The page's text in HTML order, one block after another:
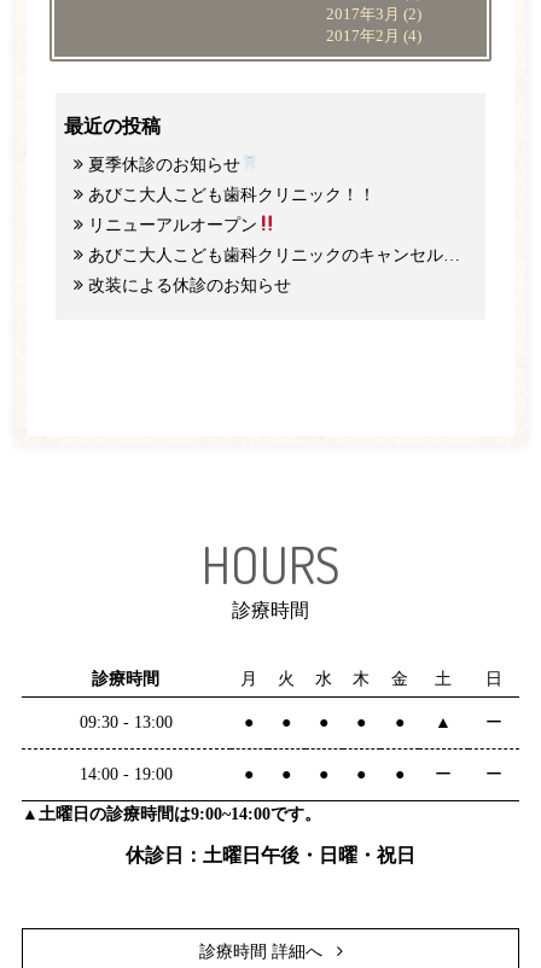
2017年3月 (2)
2017年2月 (4)
最近の投稿
夏季休診のお知らせ
あびこ大人こども歯科クリニック！！
リニューアルオープン
あびこ大人こども歯科クリニックのキャンセル料と予約のご協力について
改装による休診のお知らせ
HOURS
診療時間
診療時間 月 火 水 木 金 土 日
09:30 - 13:00 ● ● ● ● ● ▲ ー
14:00 - 19:00 ● ● ● ● ● ー ー
▲土曜日の診療時間は9:00~14:00です。
休診日：土曜日午後・日曜・祝日
診療時間 詳細へ